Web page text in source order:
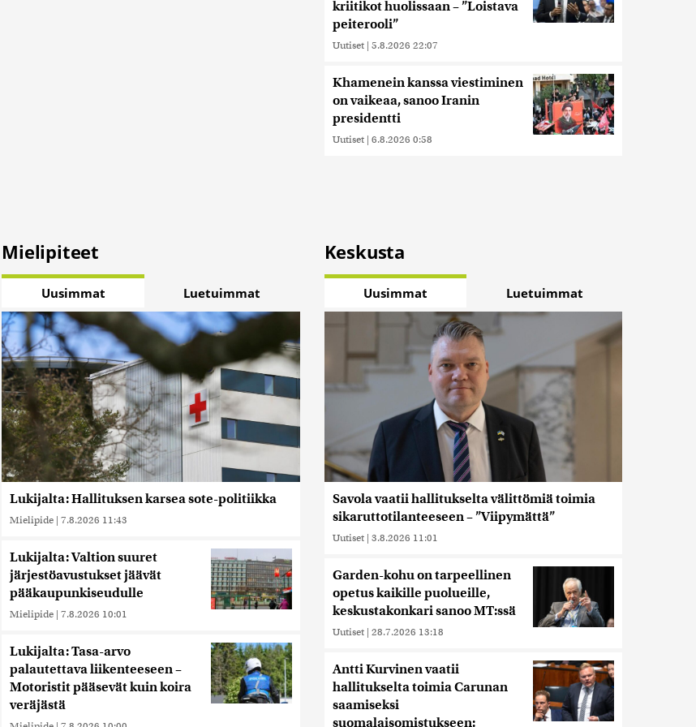
kriitikot huolissaan – ”Loistava
peiterooli”
Uutiset | 5.8.2026 22:07
Khamenein kanssa viestiminen
on vaikeaa, sanoo Iranin
presidentti
Uutiset | 6.8.2026 0:58
Mielipiteet
Uusimmat Luetuimmat
Lukijalta: Hallituksen karsea sote-politiikka
Mielipide | 7.8.2026 11:43
Lukijalta: Valtion suuret
järjestöavustukset jäävät
pääkaupunkiseudulle
Mielipide | 7.8.2026 10:01
Lukijalta: Tasa-arvo
palautettava liikenteeseen –
Motoristit pääsevät kuin koira
veräjästä
Keskusta
Uusimmat Luetuimmat
Savola vaatii hallitukselta välittömiä toimia
sikaruttotilanteeseen – ”Viipymättä”
Uutiset | 3.8.2026 11:01
Garden-kohu on tarpeellinen
opetus kaikille puolueille,
keskustakonkari sanoo MT:ssä
Uutiset | 28.7.2026 13:18
Antti Kurvinen vaatii
hallitukselta toimia Carunan
saamiseksi
suomalaisomistukseen: